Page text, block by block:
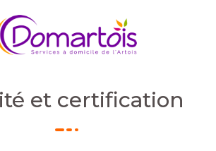
et certification